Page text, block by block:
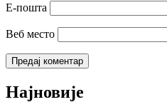
Е-пошта
Веб место
Најновије